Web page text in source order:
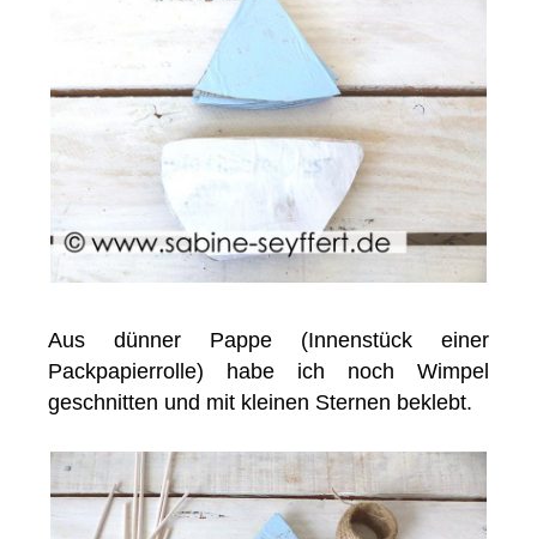
Aus dünner Pappe (Innenstück einer
Packpapierrolle) habe ich noch Wimpel
geschnitten und mit kleinen Sternen beklebt.